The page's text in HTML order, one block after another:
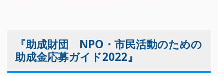
『助成財団 NPO・市民活動のための
助成金応募ガイド2022』